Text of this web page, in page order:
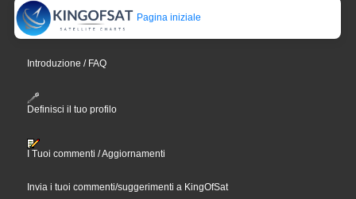
Pagina iniziale
Introduzione / FAQ
Definisci il tuo profilo
I Tuoi commenti / Aggiornamenti
Invia i tuoi commenti/suggerimenti a KingOfSat